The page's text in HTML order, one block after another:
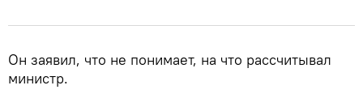
Он заявил, что не понимает, на что рассчитывал
министр.